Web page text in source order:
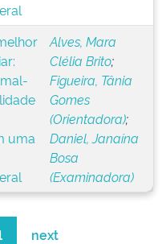
uma
Alves, Mara
Clélia Brito;
Figueira, Tânia
Gomes
(Orientadora);
Daniel, Janaína
Bosa
(Examinadora)
next